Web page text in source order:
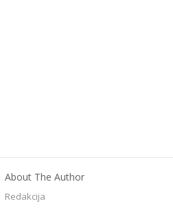
About The Author
Redakcija